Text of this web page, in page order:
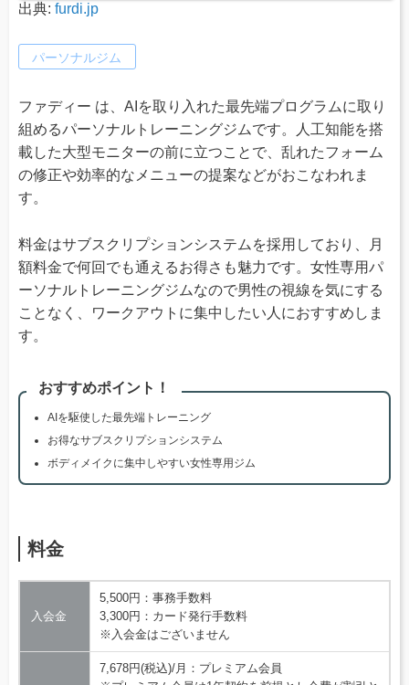
出典: furdi.jp
パーソナルジム
ファディー は、AIを取り入れた最先端プログラムに取り
組めるパーソナルトレーニングジムです。人工知能を搭
載した大型モニターの前に立つことで、乱れたフォーム
の修正や効率的なメニューの提案などがおこなわれま
す。
料金はサブスクリプションシステムを採用しており、月
額料金で何回でも通えるお得さも魅力です。女性専用パ
ーソナルトレーニングジムなので男性の視線を気にする
ことなく、ワークアウトに集中したい人におすすめしま
す。
おすすめポイント！
AIを駆使した最先端トレーニング
お得なサブスクリプションシステム
ボディメイクに集中しやすい女性専用ジム
料金
入会金
5,500円：事務手数料
3,300円：カード発行手数料
※入会金はございません
7,678円(税込)/月：プレミアム会員